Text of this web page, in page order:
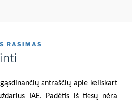
RASIMAS
antraščių apie keliskart
IAE. Padėtis iš tiesų nėra